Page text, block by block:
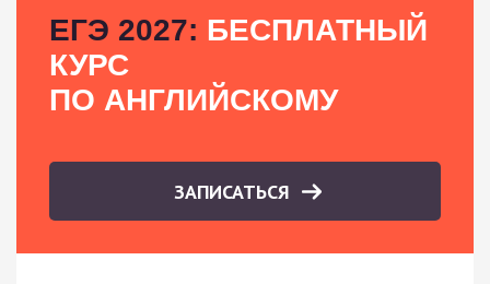
ЕГЭ 2027: БЕСПЛАТНЫЙ
КУРС
ПО АНГЛИЙСКОМУ
ЗАПИСАТЬСЯ